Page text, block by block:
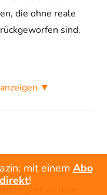
die ohne reale
sind.
▼
geht es dann
mit einem Abo
direkt!